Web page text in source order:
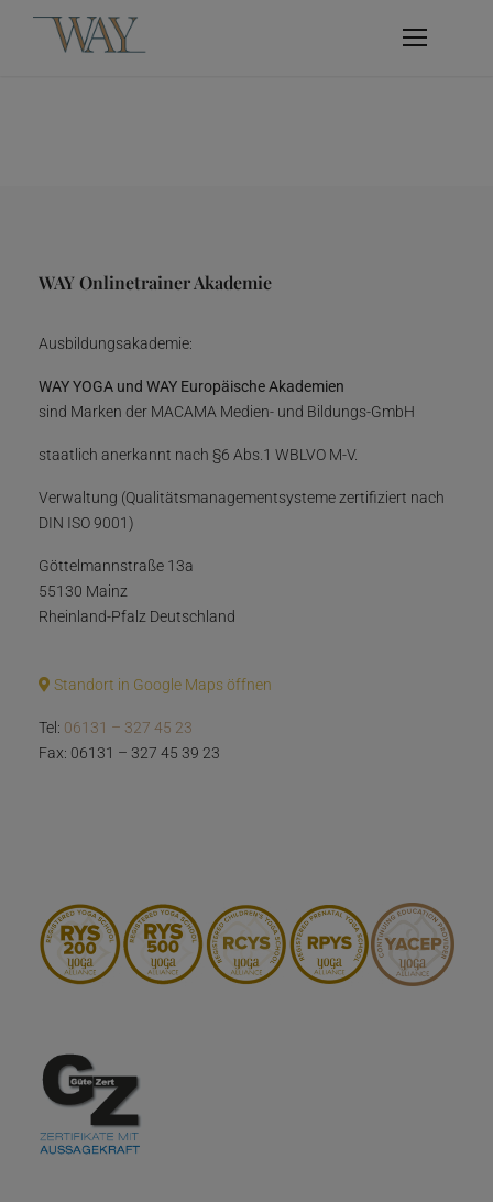
WAY Onlinetrainer Akademie
Ausbildungsakademie:
WAY YOGA und WAY Europäische Akademien
sind Marken der MACAMA Medien- und Bildungs-GmbH
staatlich anerkannt nach §6 Abs.1 WBLVO M-V.
Verwaltung (Qualitätsmanagementsysteme zertifiziert nach
DIN ISO 9001)
Göttelmannstraße 13a
55130 Mainz
Rheinland-Pfalz Deutschland
Standort in Google Maps öffnen
Tel: 06131 – 327 45 23
Fax: 06131 – 327 45 39 23